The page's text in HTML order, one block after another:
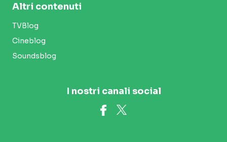
Altri contenuti
TVBlog
Cineblog
Soundsblog
I nostri canali social